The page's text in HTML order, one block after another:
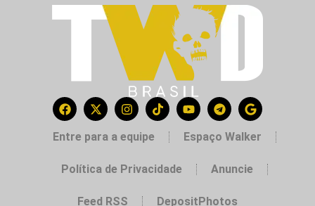
Entre para a equipe Espaço Walker
Política de Privacidade Anuncie
Feed RSS DepositPhotos